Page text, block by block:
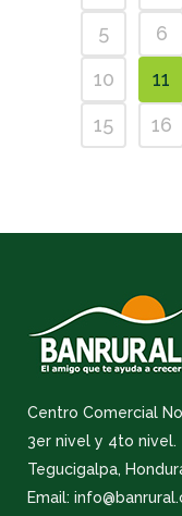
5
6
10
11
15
16
Centro Comercial
3er nivel y 4to nivel.
Tegucigalpa,
Email: